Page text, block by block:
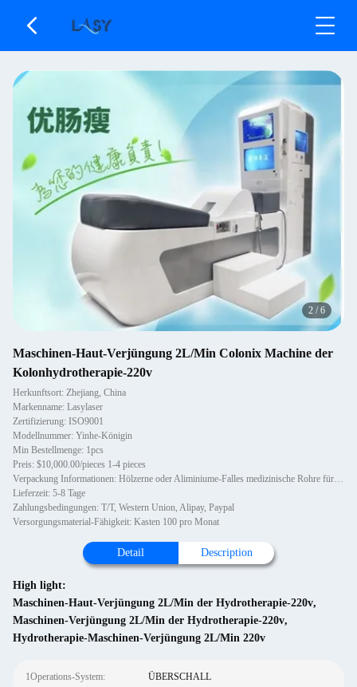
2 /6
Maschinen-Haut-Verjüngung 2L/Min Colonix Machine der
Kolonhydrotherapie-220v
Herkunftsort: Zhejiang, China
Markenname: Lasylaser
Zertifizierung: ISO9001
Modellnummer: Yinhe-Königin
Min Bestellmenge: 1pcs
Preis: $10,000.00/pieces 1-4 pieces
Verpackung Informationen: Hölzerne oder Aliminiume-Falles medizinische Rohre für Mineralwasser-Therapiebettdoppelpunkt und -da
Lieferzeit: 5-8 Tage
Zahlungsbedingungen: T/T, Western Union, Alipay, Paypal
Versorgungsmaterial-Fähigkeit: Kasten 100 pro Monat
Detail Description
High light:
Maschinen-Haut-Verjüngung 2L/Min der Hydrotherapie-220v,
Maschinen-Verjüngung 2L/Min der Hydrotherapie-220v,
Hydrotherapie-Maschinen-Verjüngung 2L/Min 220v
1Operations-System: ÜBERSCHALL